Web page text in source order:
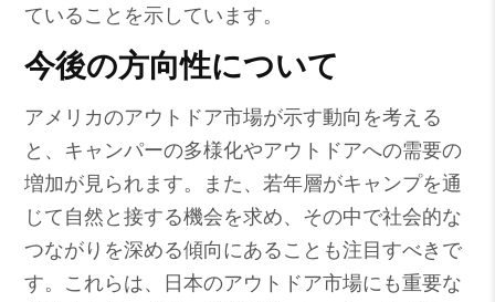
ていることを示しています。
今後の方向性について
アメリカのアウトドア市場が示す動向を考える
と、キャンパーの多様化やアウトドアへの需要の
増加が見られます。また、若年層がキャンプを通
じて自然と接する機会を求め、その中で社会的な
つながりを深める傾向にあることも注目すべきで
す。これらは、日本のアウトドア市場にも重要な